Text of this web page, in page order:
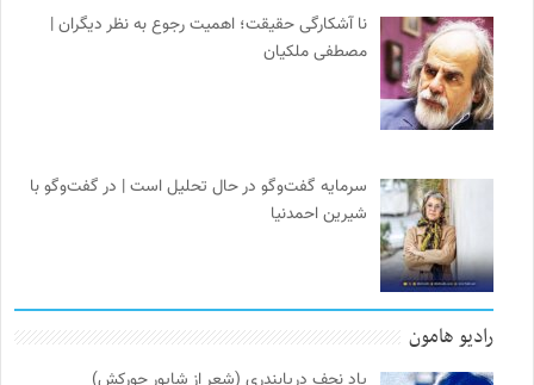
نا آشکارگی حقیقت؛ اهمیت رجوع به نظر دیگران |
مصطفی ملکیان
سرمایه گفت‌وگو در حال تحلیل است | در گفت‌وگو با
شیرین احمدنیا
رادیو هامون